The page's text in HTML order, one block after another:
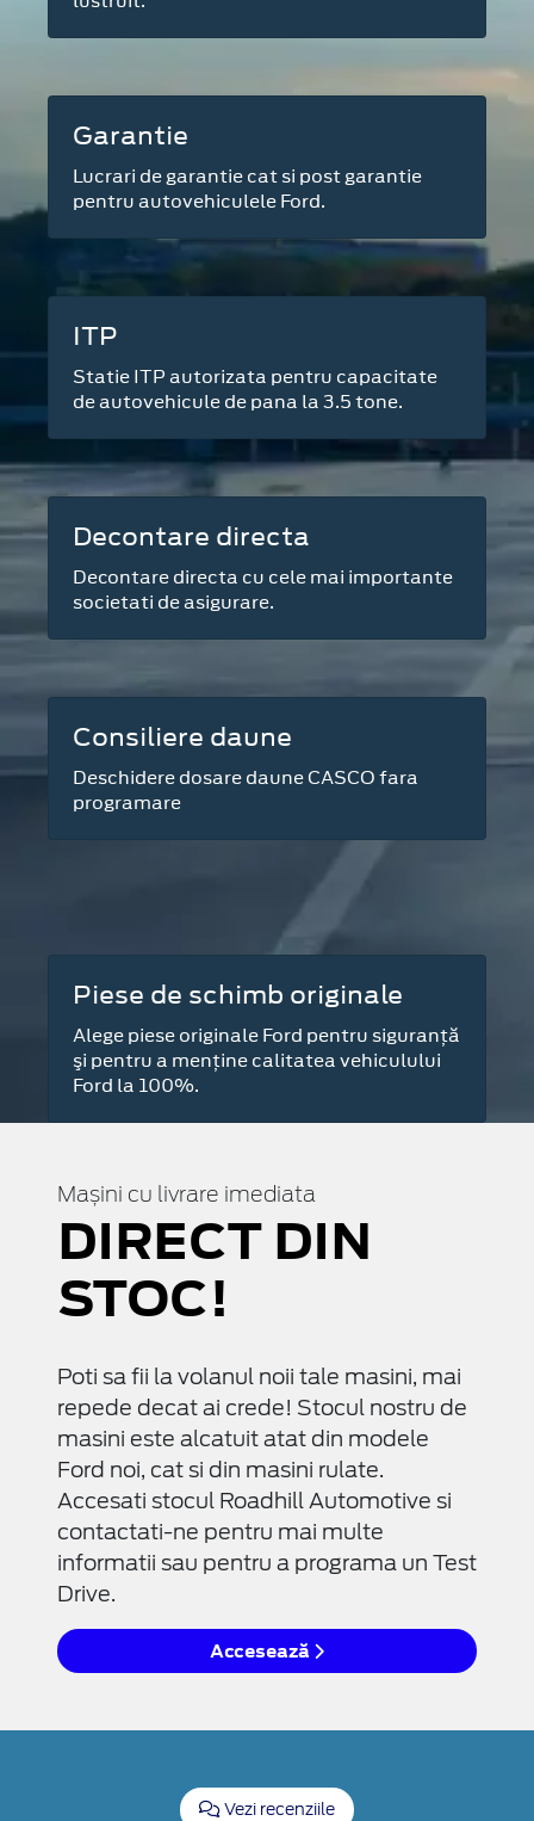
Garantie
Lucrari de garantie cat si post garantie
pentru autovehiculele Ford.
ITP
Statie ITP autorizata pentru capacitate
de autovehicule de pana la 3.5 tone.
Decontare directa
Decontare directa cu cele mai importante
societati de asigurare.
Consiliere daune
Deschidere dosare daune CASCO fara
programare
Piese de schimb originale
Alege piese originale Ford pentru siguranţă
şi pentru a menţine calitatea vehiculului
Ford la 100%.
Mașini cu livrare imediata
DIRECT DIN
STOC!
Poti sa fii la volanul noii tale masini, mai
repede decat ai crede! Stocul nostru de
masini este alcatuit atat din modele
Ford noi, cat si din masini rulate.
Accesati stocul Roadhill Automotive si
contactati-ne pentru mai multe
informatii sau pentru a programa un Test
Drive.
Accesează
Vezi recenziile